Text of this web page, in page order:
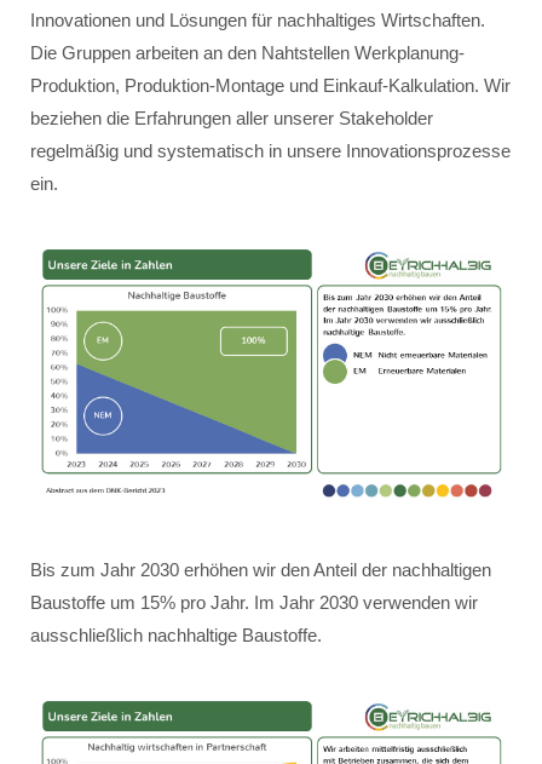
Innovationen und Lösungen für nachhaltiges Wirtschaften.
Die Gruppen arbeiten an den Nahtstellen Werkplanung-
Produktion, Produktion-Montage und Einkauf-Kalkulation. Wir
beziehen die Erfahrungen aller unserer Stakeholder
regelmäßig und systematisch in unsere Innovationsprozesse
ein.
Bis zum Jahr 2030 erhöhen wir den Anteil der nachhaltigen
Baustoffe um 15% pro Jahr. Im Jahr 2030 verwenden wir
ausschließlich nachhaltige Baustoffe.